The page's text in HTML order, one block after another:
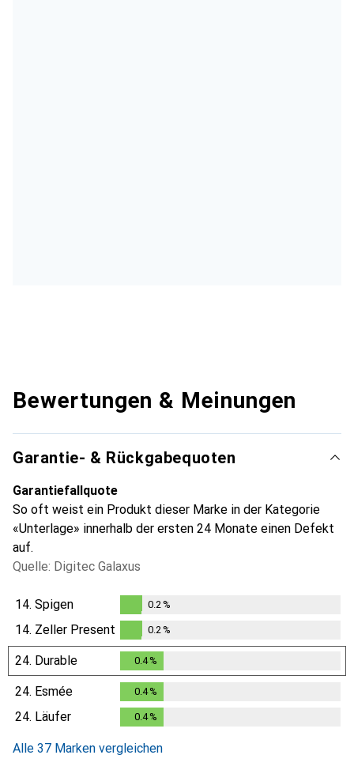
Bewertungen & Meinungen
Garantie- & Rückgabequoten
Garantiefallquote
So oft weist ein Produkt dieser Marke in der Kategorie
«Unterlage» innerhalb der ersten 24 Monate einen Defekt
auf.
Quelle: Digitec Galaxus
14. Spigen
0.2%
0.2 %
14. Zeller Present
0.2%
0.2 %
24. Durable 0.4%
24. Esmée 0.4%
24. Läufer 0.4%
Alle 37 Marken vergleichen